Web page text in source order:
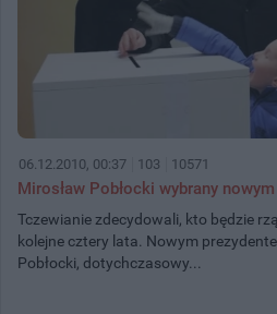
06.12.2010, 00:37 103 10571
Mirosław Pobłocki wybrany
Tczewianie zdecydowali, kto będzie
kolejne cztery lata. Nowym
Pobłocki, dotychczasowy...